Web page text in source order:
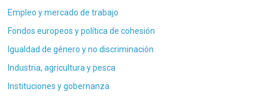
Empleo y mercado de trabajo
Fondos europeos y política de cohesión
Igualdad de género y no discriminación
Industria, agricultura y pesca
Instituciones y gobernanza